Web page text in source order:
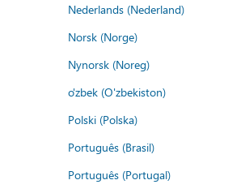
Nederlands (Nederland)
Norsk (Norge)
Nynorsk (Noreg)
o'zbek (O'zbekiston)
Polski (Polska)
Português (Brasil)
Português (Portugal)